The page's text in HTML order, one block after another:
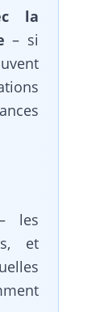
la
– si
les
et